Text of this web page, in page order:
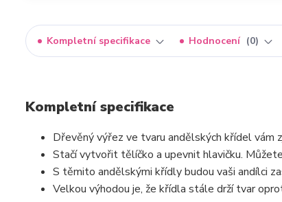
Kompletní specifikace Hodnocení 0
Kompletní specifikace
Dřevěný výřez ve tvaru andělských křídel vám
Stačí vytvořit tělíčko a upevnit hlavičku.
S těmito andělskými křídly budou vaši andílci
Velkou výhodou je, že křídla stále drží tvar